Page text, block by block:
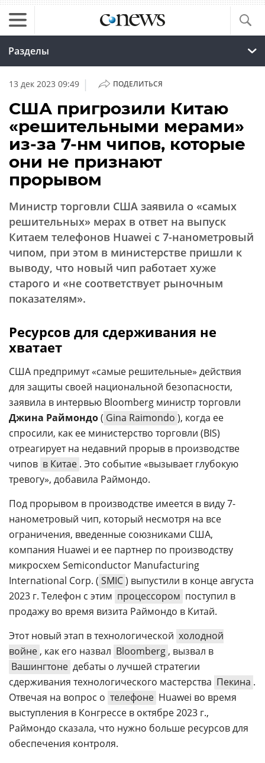
Разделы
13 дек 2023 09:49 | ПОДЕЛИТЬСЯ
США пригрозили Китаю
«решительными мерами»
из-за 7-нм чипов, которые
они не признают
прорывом
Министр торговли США заявила о «самых
решительных» мерах в ответ на выпуск
Китаем телефонов Huawei с 7-нанометровый
чипом, при этом в министерстве пришли к
выводу, что новый чип работает хуже
старого и «не соответствует рыночным
показателям».
Ресурсов для сдерживания не
хватает
США предпримут «самые решительные» действия
для защиты своей национальной безопасности,
заявила в интервью Bloomberg министр торговли
Джина Раймондо( Gina Raimondo ), когда ее
спросили, как ее министерство торговли (BIS)
отреагирует на недавний прорыв в производстве
чипов в Китае . Это событие «вызывает глубокую
тревогу», добавила Раймондо.
Под прорывом в производстве имеется в виду 7-
нанометровый чип, который несмотря на все
ограничения, введенные союзниками США,
компания Huawei и ее партнер по производству
микросхем Semiconductor Manufacturing
International Corp. ( SMIC) выпустили в конце августа
2023 г. Телефон с этим процессором поступил в
продажу во время визита Раймондо в Китай.
Этот новый этап в технологической холодной
войне , как его назвал Bloomberg , вызвал в
Вашингтоне дебаты о лучшей стратегии
сдерживания технологического мастерства Пекина .
Отвечая на вопрос о телефоне Huawei во время
выступления в Конгрессе в октябре 2023 г.,
Раймондо сказала, что нужно больше ресурсов для
обеспечения контроля.